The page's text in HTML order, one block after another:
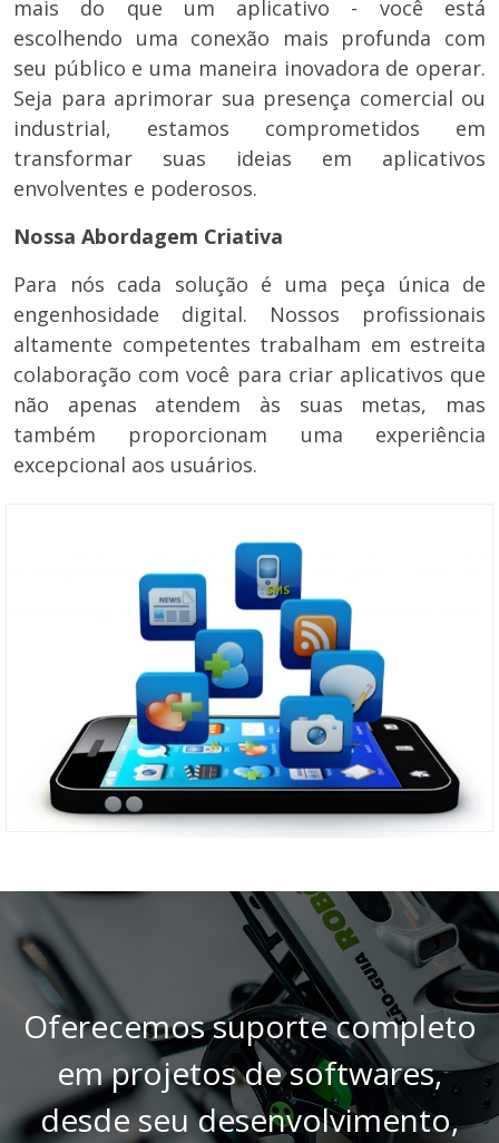
mais do que um aplicativo - você está
escolhendo uma conexão mais profunda com
seu público e uma maneira inovadora de operar.
Seja para aprimorar sua presença comercial ou
industrial, estamos comprometidos em
transformar suas ideias em aplicativos
envolventes e poderosos.
Nossa Abordagem Criativa
Para nós cada solução é uma peça única de
engenhosidade digital. Nossos profissionais
altamente competentes trabalham em estreita
colaboração com você para criar aplicativos que
não apenas atendem às suas metas, mas
também proporcionam uma experiência
excepcional aos usuários.
Oferecemos suporte completo
em projetos de softwares,
desde seu desenvolvimento,